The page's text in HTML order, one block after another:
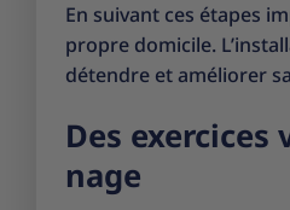
En suivant ces étapes
propre domicile.
détendre et améliorer
Des
nage